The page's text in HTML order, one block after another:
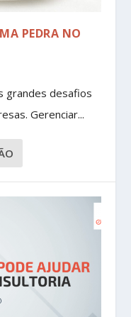
PEDRA NO
grandes desafios
Gerenciar...